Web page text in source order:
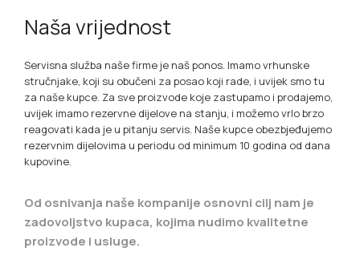
Naša vrijednost
Servisna služba naše firme je naš ponos. Imamo vrhunske
stručnjake, koji su obučeni za posao koji rade, i uvijek smo tu
za naše kupce. Za sve proizvode koje zastupamo i prodajemo,
uvijek imamo rezervne dijelove na stanju, i možemo vrlo brzo
reagovati kada je u pitanju servis. Naše kupce obezbjeđujemo
rezervnim dijelovima u periodu od minimum 10 godina od dana
kupovine.
Od osnivanja naše kompanije osnovni cilj nam je
zadovoljstvo kupaca, kojima nudimo kvalitetne
proizvode i usluge.